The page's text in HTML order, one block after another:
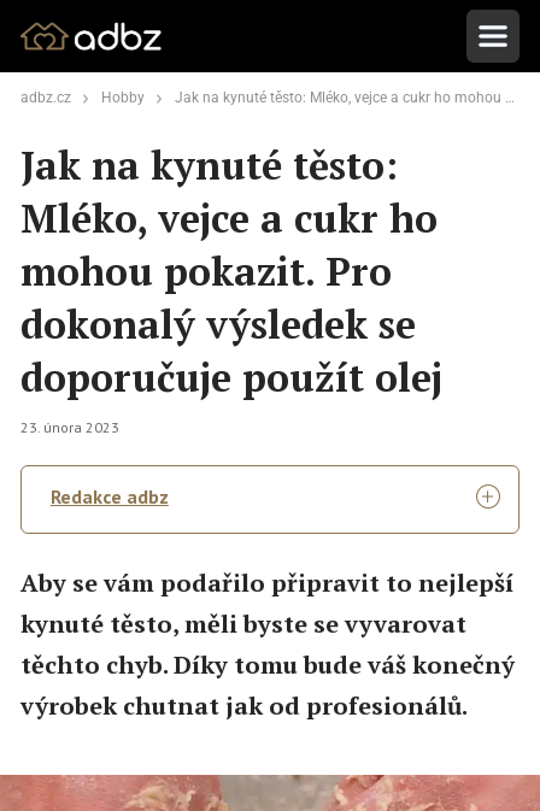
adbz.cz Hobby Jak na kynuté těsto: Mléko, vejce a cukr ho mohou pokazit. Pro dokonalý výsledek se doporučuje použít olej
Jak na kynuté těsto:
Mléko, vejce a cukr ho
mohou pokazit. Pro
dokonalý výsledek se
doporučuje použít olej
23. února 2023
Redakce adbz
Aby se vám podařilo připravit to nejlepší
kynuté těsto, měli byste se vyvarovat
těchto chyb. Díky tomu bude váš konečný
výrobek chutnat jak od profesionálů.